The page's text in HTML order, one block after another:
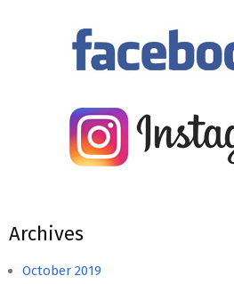
Archives
October 2019